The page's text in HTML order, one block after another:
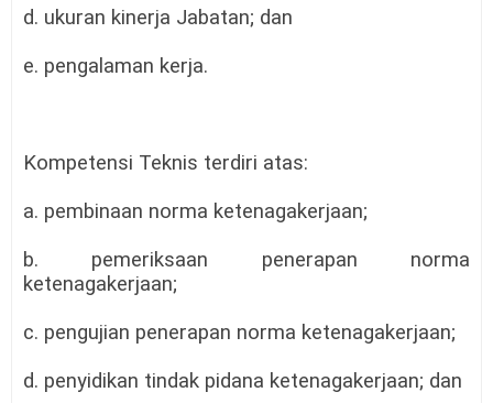
d. ukuran kinerja Jabatan; dan
e. pengalaman kerja.
Kompetensi Teknis terdiri atas:
a. pembinaan norma ketenagakerjaan;
b. pemeriksaan penerapan norma
ketenagakerjaan;
c. pengujian penerapan norma ketenagakerjaan;
d. penyidikan tindak pidana ketenagakerjaan; dan